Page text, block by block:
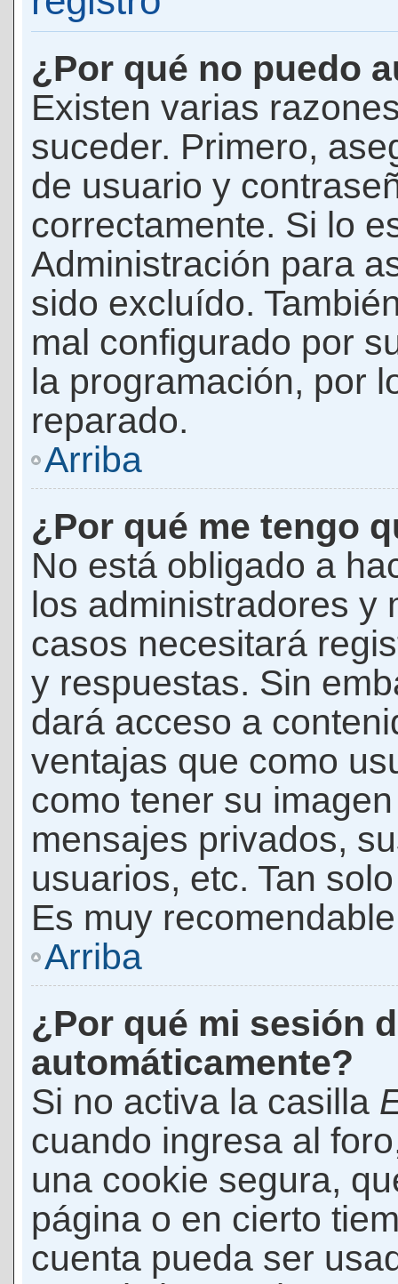
¿Por qué no puedo
Existen varias
suceder. Primero,
de usuario y
correctamente. Si lo
Administración para
sido excluído.
mal configurado por
la programación, por
reparado.
Arriba
¿Por qué me tengo
No está obligado a
los administradores y
casos necesitará
y respuestas. Sin
dará acceso a
ventajas que como
como tener su
mensajes privados,
usuarios, etc. Tan
Es muy
Arriba
¿Por qué mi sesión
automáticamente?
Si no activa la casilla
cuando ingresa al
una cookie segura,
página o en cierto
cuenta pueda ser